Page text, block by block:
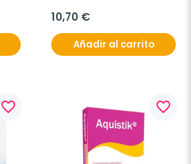
10,70 €
Añadir al carrito
favorite_border favorite_border